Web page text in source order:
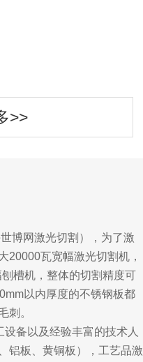
>>
博网激光切割）， 为了激
20000瓦宽幅激光切割机，
，整体的切割精度可
内厚度的不锈钢板都
刺。
加工设备以及经验丰富的技术人
铝板、黄铜板），工艺品激